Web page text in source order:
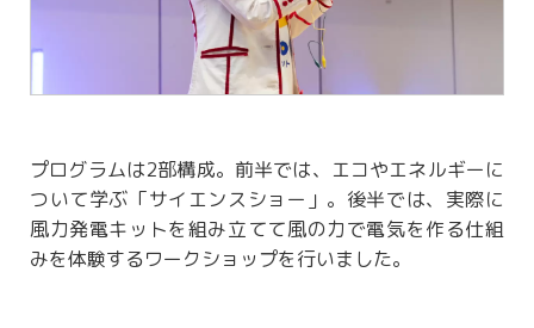
プログラムは2部構成。前半では、エコやエネルギーに
ついて学ぶ「サイエンスショー」。後半では、実際に
風力発電キットを組み立てて風の力で電気を作る仕組
みを体験するワークショップを行いました。